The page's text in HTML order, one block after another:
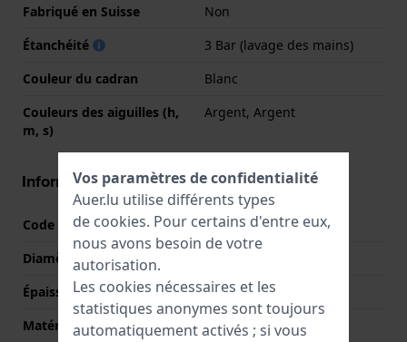
Fabriqué en Suisse
Non
Étanchéité
3 Bar (lavage des mains)
Couleur du cadran
Blanc
Couleurs des aiguilles (h,
m, s)
Argent, Argent
Informations boîtier
Code boîtier
DW00100887
Diamètre
Épaisseur du boîtier
6 mm
Matériel du boîtier
Acier inoxydable
Vos paramètres de confidentialité
Auer.lu utilise différents types
de cookies. Pour certains d'entre eux,
nous avons besoin de votre
autorisation.
Les cookies nécessaires et les
statistiques anonymes sont toujours
automatiquement activés ; si vous